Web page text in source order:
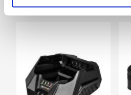
Accessories